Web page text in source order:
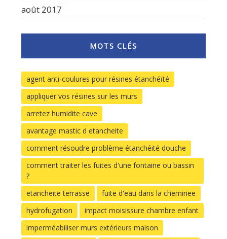
août 2017
MOTS CLÉS
agent anti-coulures pour résines étanchéïté
appliquer vos résines sur les murs
arretez humidite cave
avantage mastic d etancheite
comment résoudre problème étanchéité douche
comment traiter les fuites d'une fontaine ou bassin
?
etancheite terrasse
fuite d'eau dans la cheminee
hydrofugation
impact moisissure chambre enfant
imperméabiliser murs extérieurs maison